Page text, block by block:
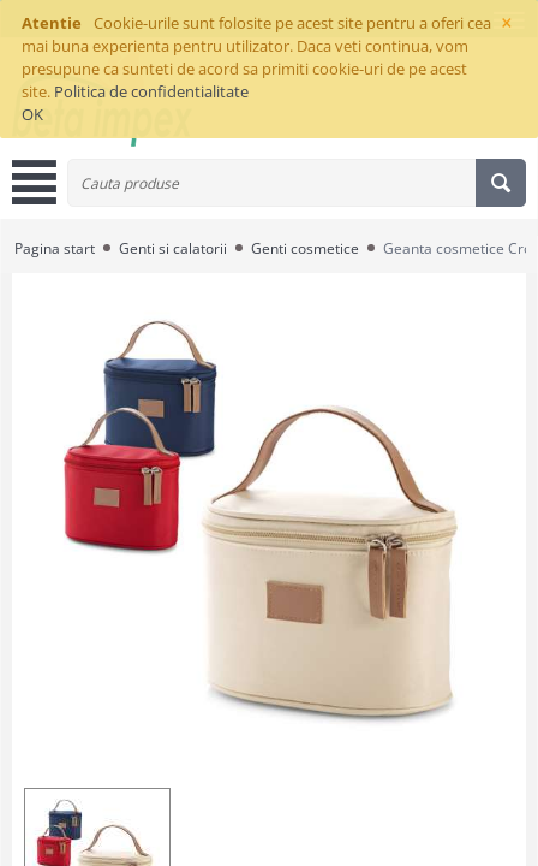
×
Atentie
Cookie-urile sunt folosite pe acest site pentru a oferi cea
mai buna experienta pentru utilizator. Daca veti continua, vom
presupune ca sunteti de acord sa primiti cookie-uri de pe acest
site. Politica de confidentialitate
OK
Pagina start Genti si calatorii Genti cosmetice Geanta cosmetice